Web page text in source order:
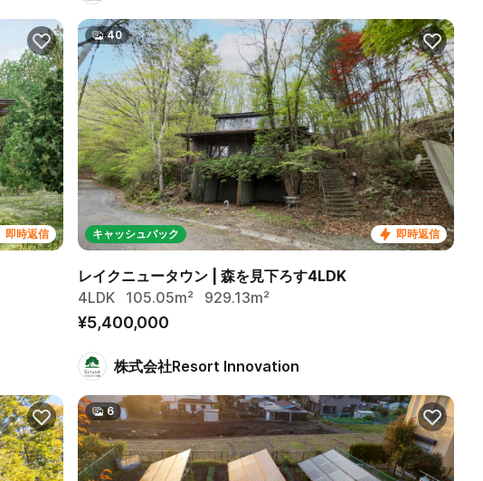
即時返信 即時返信
キャッシュバック
40
レイクニュータウン | 森を見下ろす4LDK
4LDK
105.05m² 929.13m²
¥5,400,000
株式会社Resort Innovation
6